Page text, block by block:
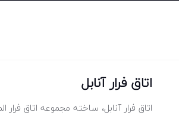
اتاق فرار آنابل